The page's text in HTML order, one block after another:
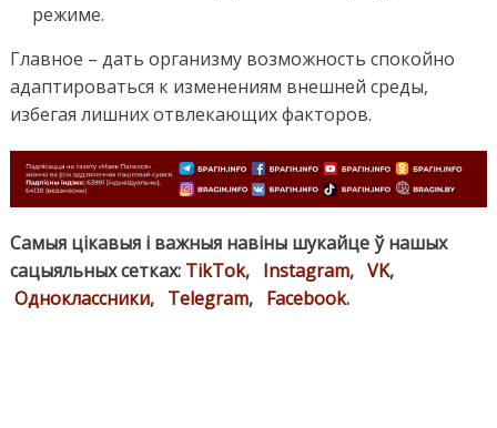
режиме.
Главное – дать организму возможность спокойно
адаптироваться к изменениям внешней среды,
избегая лишних отвлекающих факторов.
Самыя цікавыя і важныя навіны шукайце ў нашых
сацыяльных сетках: TikTok, Instagram, VK,
Одноклассники, Telegram, Facebook.